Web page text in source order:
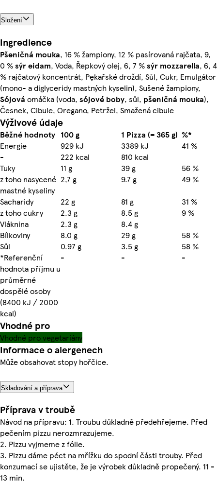
Složení
Ingredience
Pšeničná mouka, 16 % žampiony, 12 % pasírovaná rajčata, 9,
0 %sýreidam, Voda, Řepkový olej, 6, 7 %sýr mozzarella, 6, 4
% rajčatový koncentrát, Pękařské droždí, Sůl, Cukr, Emulgátor
(mono- a diglyceridy mastných kyselin), Sušené žampiony,
Sójová omáčka (voda, sójové boby, sůl, pšeničná mouka),
Česnek, Cibule, Oregano, Petržel, Smažená cibule
Výživové údaje
Běžné hodnoty 100 g 1 Pizza (= 365 g) %*
Energie
929 kJ 3389 kJ
41 %
-
222 kcal
810 kcal
Tuky
11 g 39 g
56 %
z toho nasycené
mastné kyseliny
2,7 g 9.7 g
49 %
Sacharidy
22 g 81 g
31 %
z toho cukry
2.3 g 8.5 g
9 %
Vláknina
2.3 g
8.4 g
Bílkoviny
8.0 g 29 g
58 %
Sůl
0.97 g 3.5 g
58 %
*Referenční
hodnota příjmu u
průměrné
dospělé osoby
(8400 kJ / 2000
kcal)
- - -
Vhodné pro
Vhodné pro vegetariány
Informace o alergenech
Může obsahovat stopy hořčice.
Skladování a příprava
Příprava v troubě
Návod na přípravu: 1. Troubu důkladně předehřejeme. Před
pečením pizzu nerozmrazujeme.
2. Pizzu vyjmeme z fólie.
3. Pizzu dáme péct na mřížku do spodní části trouby. Před
konzumací se ujistěte, že je výrobek důkladně propečený. 11 -
13 min.